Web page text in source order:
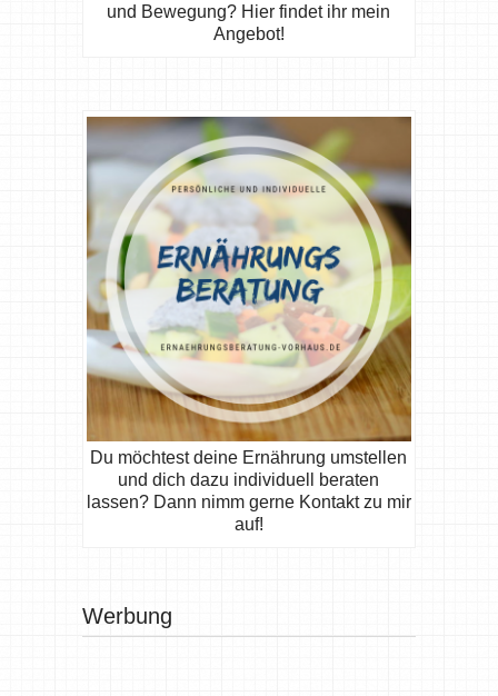
und Bewegung? Hier findet ihr mein
Angebot!
Du möchtest deine Ernährung umstellen
und dich dazu individuell beraten
lassen? Dann nimm gerne Kontakt zu mir
auf!
Werbung